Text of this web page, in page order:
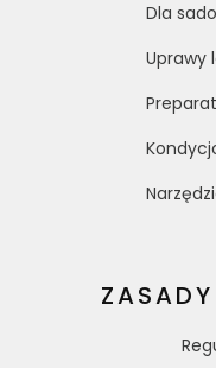
Dla
Uprawy